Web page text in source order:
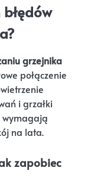
grzejnika
połączenie
i grzałki
wymagają
na lata.
zapobiec